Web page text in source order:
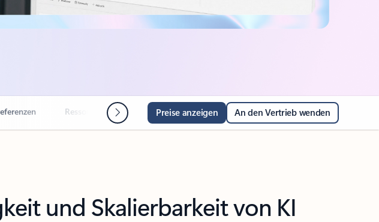
Ressourcen Preise anzeigen An den Vertrieb wenden
und Skalierbarkeit von KI